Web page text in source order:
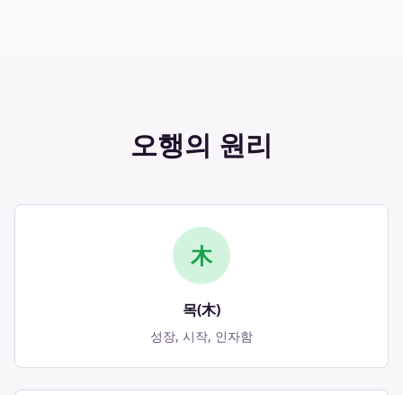
오행의 원리
木
목(木)
성장, 시작, 인자함